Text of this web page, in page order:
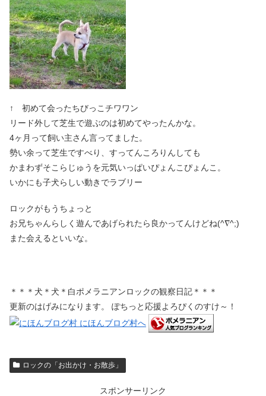
↑ 初めて会ったちびっこチワワン
リード外して芝生で遊ぶのは初めてやったんかな。
4ヶ月って飼い主さん言ってました。
勢い余って芝生ですべり、すってんころりんしても
かまわずそこらじゅうを元気いっぱいぴょんこぴょんこ。
いかにも子犬らしい動きでラブリー
ロックがもうちょっと
お兄ちゃんらしく遊んであげられたら良かってんけどね(^∇^;)
また会えるといいな。
＊＊＊犬＊犬＊白ポメラニアンロックの観察日記＊＊＊
更新のはげみになります。 ぽちっと応援よろぴくのすけ～！
ロックの「お出かけ・お散歩」
スポンサーリンク